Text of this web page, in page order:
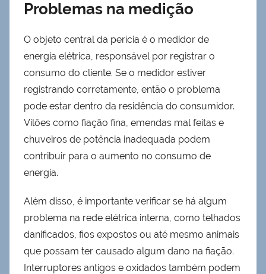
Problemas na medição
O objeto central da perícia é o medidor de
energia elétrica, responsável por registrar o
consumo do cliente. Se o medidor estiver
registrando corretamente, então o problema
pode estar dentro da residência do consumidor.
Vilões como fiação fina, emendas mal feitas e
chuveiros de potência inadequada podem
contribuir para o aumento no consumo de
energia.
Além disso, é importante verificar se há algum
problema na rede elétrica interna, como telhados
danificados, fios expostos ou até mesmo animais
que possam ter causado algum dano na fiação.
Interruptores antigos e oxidados também podem